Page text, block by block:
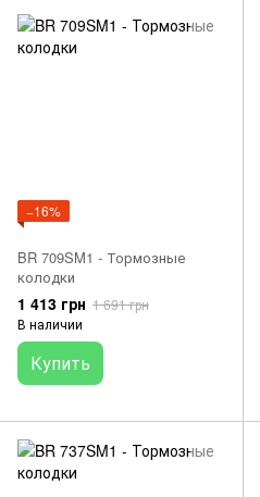
−16%
BR 709SM1 - Тормозные
колодки
1 413 грн 1 691 грн
В наличии
Купить